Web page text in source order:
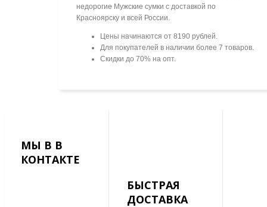
недорогие Мужские сумки с доставкой по
Красноярску и всей России.
Цены начинаются от 8190 рублей.
Для покупателей в наличии более 7 товаров.
Скидки до 70% на опт.
МЫ В В
КОНТАКТЕ
БЫСТРАЯ
ДОСТАВКА